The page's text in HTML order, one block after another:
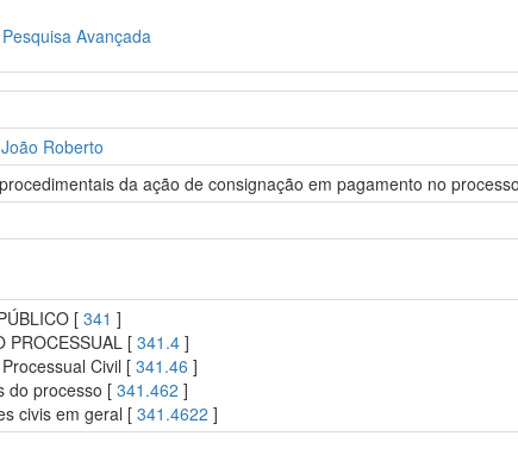
Pesquisa Avançada
Roberto
da ação de consignação em pagamento no
[341 ]
PROCESSUAL [341.4 ]
Civil [341.46 ]
do processo [341.462 ]
civis em geral [341.4622 ]